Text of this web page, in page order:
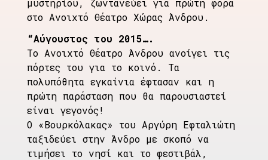
μυστηρίου, ζωντανεύει για πρώτη φορά
στο Ανοιχτό Θέατρο Χώρας Άνδρου.
“Αύγουστος του 2015….
Το Ανοιχτό Θέατρο Άνδρου ανοίγει τις
πόρτες του για το κοινό. Τα
πολυπόθητα εγκαίνια έφτασαν και η
πρώτη παράσταση που θα παρουσιαστεί
είναι γεγονός!
Ο «Βουρκόλακας» του Αργύρη Εφταλιώτη
ταξιδεύει στην Άνδρο με σκοπό να
τιμήσει το νησί και το φεστιβάλ,